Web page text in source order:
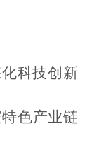
科技创新
色产业链